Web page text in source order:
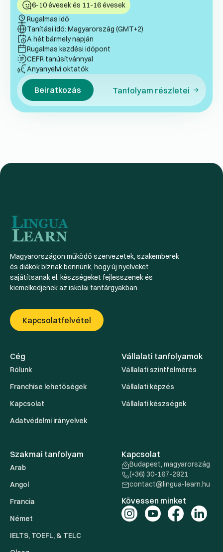
6-10 évesek és 11-16 évesek
Rugalmas idő
Tanítási idő: Magyarország (GMT+2)
A hét bármely napján
Rugalmas kezdési időpont
CEFR tanúsítvánnyal
Anyanyelvi oktatók
Beiratkozás Tanfolyam részletei
Magyarországon működő szervezetek, szakemberek
és diákok bíznak bennünk, hogy új nyelveket
sajátítsanak el, készségeket fejlesszenek és
kiemelkedjenek az iskolai tantárgyakban.
Kapcsolatfelvétel
Cég
Rólunk
Franchise lehetőségek
Kapcsolat
Adatvédelmi irányelvek
Vállalati tanfolyamok
Vállalati szintfelmérés
Vállalati képzés
Vállalati készségek
Szakmai tanfolyam
Arab
Angol
Francia
Német
IELTS, TOEFL, & TELC
Kapcsolat
Budapest, magyarország
(+36) 30-167-2921
contact@lingua-learn.hu
Kövessen minket